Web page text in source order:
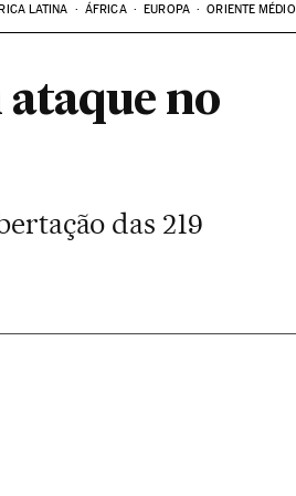
LATINA ÁFRICA EUROPA ORIENTE MÉDIO
ataque no
das 219